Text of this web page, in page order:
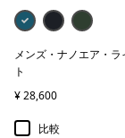
メンズ・ナノエア・ラ
ト
¥ 28,600
比較